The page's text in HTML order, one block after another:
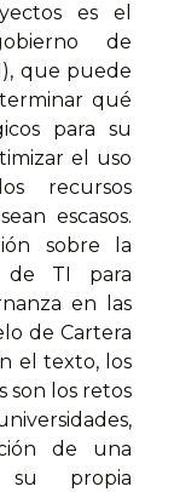
es el
de
que puede
qué
para su
el uso
recursos
escasos.
sobre la
de TI para
en las
de Cartera
el texto, los
son los retos
de una
su propia